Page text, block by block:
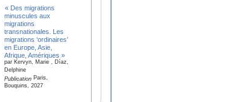
« Des migrations
minuscules aux
migrations
transnationales. Les
migrations ‘ordinaires’
en Europe, Asie,
Afrique, Amériques »
par Kervyn, Marie , Díaz,
Delphine
PublicationParis,
Bouquins, 2027